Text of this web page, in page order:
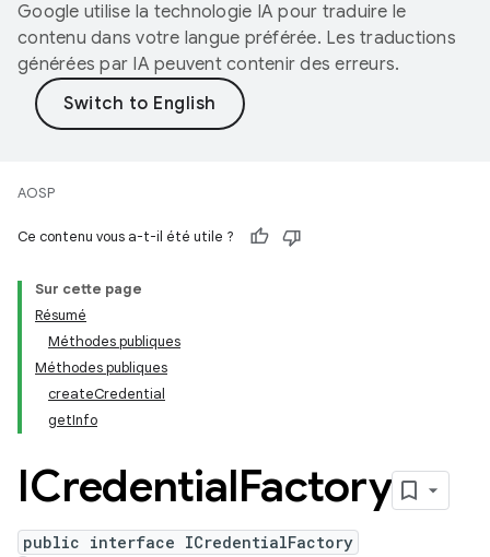
Google utilise la technologie IA pour traduire le
contenu dans votre langue préférée. Les traductions
générées par IA peuvent contenir des erreurs.
AOSP
Ce contenu vous a-t-il été utile ?
Sur cette page
Résumé
Méthodes publiques
Méthodes publiques
createCredential
getInfo
ICredentialFactory
public interface ICredentialFactory